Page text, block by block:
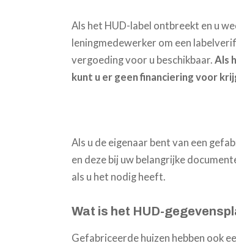
Als het HUD-label ontbreekt en u
leningmedewerker om een
vergoeding voor u beschikbaar.Als
kunt u er geen financiering voor
Als u de eigenaar bent van een
en deze bij uw belangrijke
als u het nodig heeft.
Wat is het HUD-
Gefabriceerde huizen hebben ook